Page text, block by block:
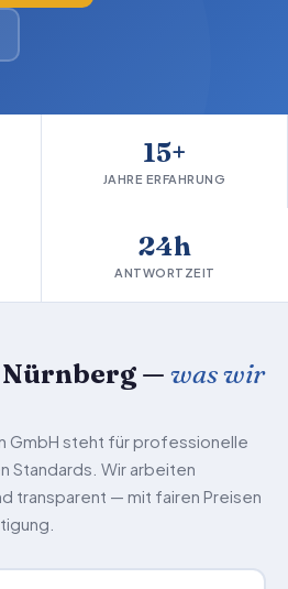
15+
JAHRE ERFAHRUNG
24h
ANTWORTZEIT
— was wir
GmbH steht für professionelle
Standards. Wir arbeiten
transparent — mit fairen Preisen